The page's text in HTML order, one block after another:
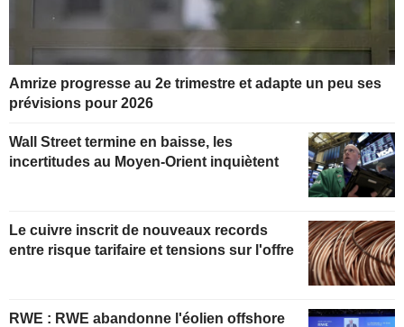
Amrize progresse au 2e trimestre et adapte un peu ses
prévisions pour 2026
Wall Street termine en baisse, les
incertitudes au Moyen-Orient inquiètent
Le cuivre inscrit de nouveaux records
entre risque tarifaire et tensions sur l'offre
RWE : RWE abandonne l'éolien offshore